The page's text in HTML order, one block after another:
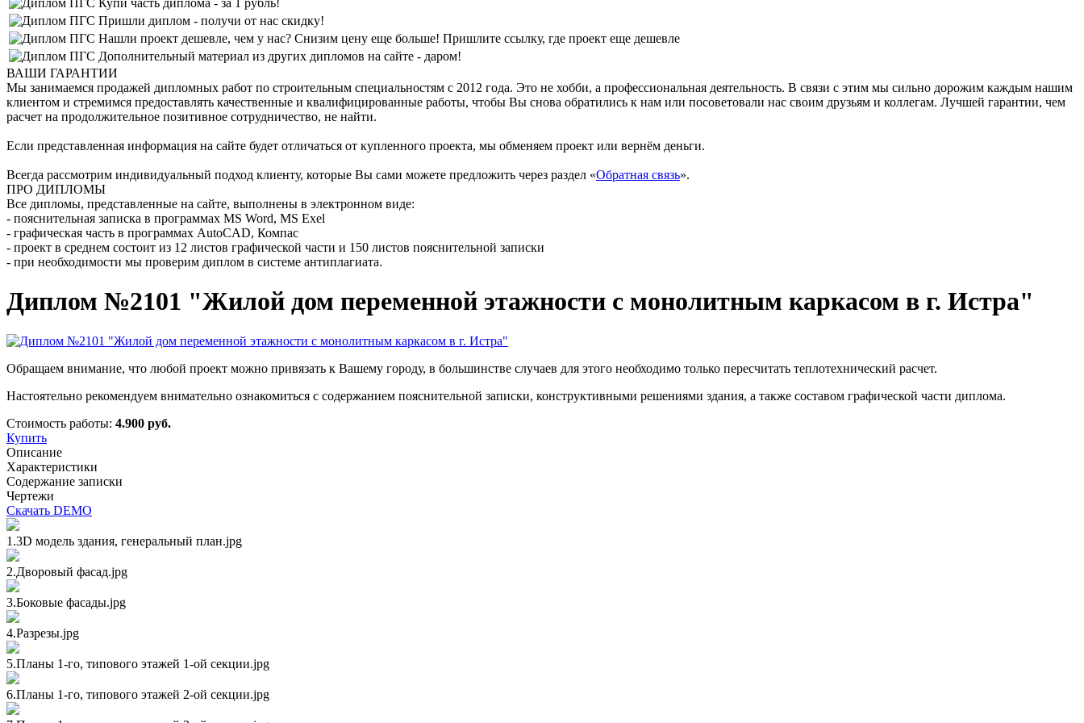
Купи часть диплома - за 1 рубль!
Пришли диплом - получи от нас скидку!
Нашли проект дешевле, чем у нас? Снизим цену еще больше! Пришлите ссылку, где проект еще дешевле
Дополнительный материал из других дипломов на сайте - даром!
ВАШИ ГАРАНТИИ
Мы занимаемся продажей дипломных работ по строительным специальностям с 2012 года. Это не хобби, а профессиональная деятельность. В связи с этим мы сильно дорожим каждым нашим
клиентом и стремимся предоставлять качественные и квалифицированные работы, чтобы Вы снова обратились к нам или посоветовали нас своим друзьям и коллегам. Лучшей гарантии, чем
расчет на продолжительное позитивное сотрудничество, не найти.
Если представленная информация на сайте будет отличаться от купленного проекта, мы обменяем проект или вернём деньги.
Всегда рассмотрим индивидуальный подход клиенту, которые Вы сами можете предложить через раздел «Обратная связь».
ПРО ДИПЛОМЫ
Все дипломы, представленные на сайте, выполнены в электронном виде:
- пояснительная записка в программах MS Word, MS Exel
- графическая часть в программах AutoCAD, Компас
- проект в среднем состоит из 12 листов графической части и 150 листов пояснительной записки
- при необходимости мы проверим диплом в системе антиплагиата.
Диплом №2101 "Жилой дом переменной этажности с монолитным каркасом в г. Истра"
Обращаем внимание, что любой проект можно привязать к Вашему городу, в большинстве случаев для этого необходимо только пересчитать теплотехнический расчет.
Настоятельно рекомендуем внимательно ознакомиться с содержанием пояснительной записки, конструктивными решениями здания, а также составом графической части диплома.
Стоимость работы: 4.900 руб.
Купить
Описание
Характеристики
Содержание записки
Чертежи
Скачать DEMO
1.3D модель здания, генеральный план.jpg
2.Дворовый фасад.jpg
3.Боковые фасады.jpg
4.Разрезы.jpg
5.Планы 1-го, типового этажей 1-ой секции.jpg
6.Планы 1-го, типового этажей 2-ой секции.jpg